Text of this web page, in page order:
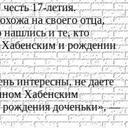
17-летия.
на своего отца,
и те, кто
и рождении
интересны, не даете
Хабенским
рождения доченьки», —